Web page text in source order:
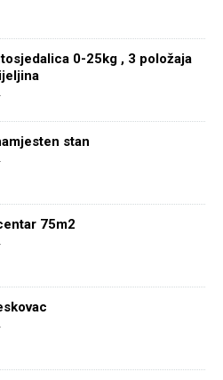
0-25kg , 3 položaja
stan
75m2